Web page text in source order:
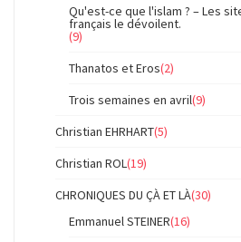
Qu'est-ce que l'islam ? – Les
français le dévoilent.
(9)
Thanatos et Eros(2)
Trois semaines en avril(9)
Christian EHRHART(5)
Christian ROL(19)
CHRONIQUES DU ÇÀ ET LÀ(30)
Emmanuel STEINER(16)